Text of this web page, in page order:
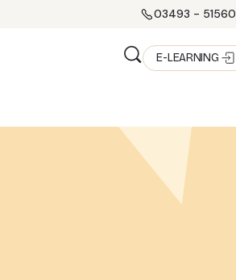
03493 - 51560
E-LEARNING